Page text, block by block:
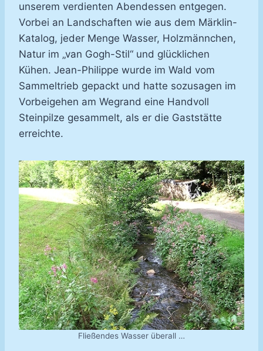
unserem verdienten Abendessen entgegen.
Vorbei an Landschaften wie aus dem Märklin-
Katalog, jeder Menge Wasser, Holzmännchen,
Natur im „van Gogh-Stil“ und glücklichen
Kühen. Jean-Philippe wurde im Wald vom
Sammeltrieb gepackt und hatte sozusagen im
Vorbeigehen am Wegrand eine Handvoll
Steinpilze gesammelt, als er die Gaststätte
erreichte.
Fließendes Wasser überall …